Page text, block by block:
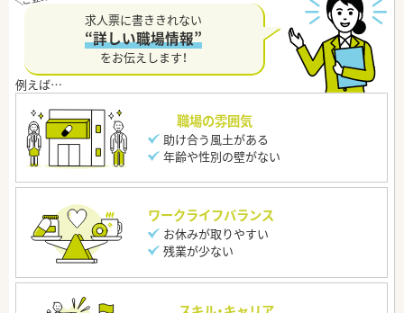
求人票に書ききれない
“詳しい職場情報”
をお伝えします！
職場の雰囲気
助け合う風土がある
年齢や性別の壁がない
ワークライフバランス
お休みが取りやすい
残業が少ない